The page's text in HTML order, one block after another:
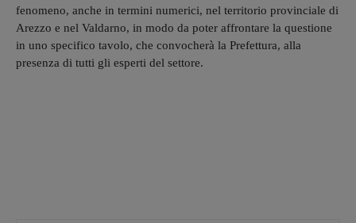
fenomeno, anche in termini numerici, nel territorio provinciale di
Arezzo e nel Valdarno, in modo da poter affrontare la questione
in uno specifico tavolo, che convocherà la Prefettura, alla
presenza di tutti gli esperti del settore.